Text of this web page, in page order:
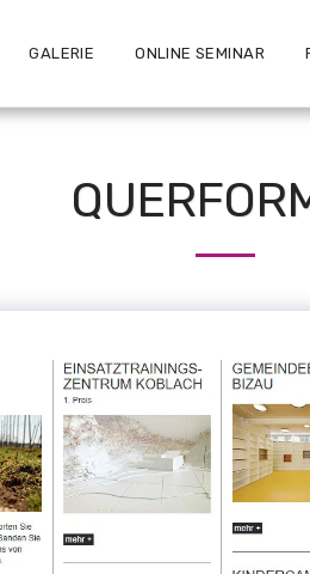
GALERIE ONLINE SEMINAR